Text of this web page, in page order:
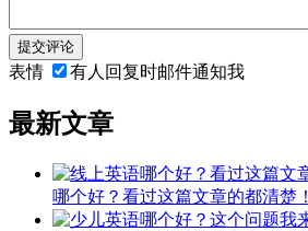
提交评论
表情 有人回复时邮件通知我
最新文章
哪个好？看过这篇文章的都清楚！